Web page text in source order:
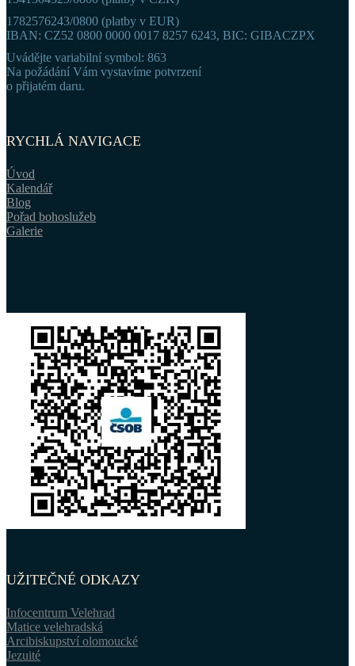
1782576243/0800 (platby v EUR)
IBAN: CZ52 0800 0000 0017 8257 6243, BIC: GIBACZPX
Uvádějte variabilní symbol: 863
Na požádání Vám vystavíme potvrzení
o přijatém daru.
RYCHLÁ NAVIGACE
Úvod
Kalendář
Blog
Pořad bohoslužeb
Galerie
UŽITEČNÉ ODKAZY
Infocentrum Velehrad
Matice velehradská
Arcibiskupství olomoucké
Jezuité